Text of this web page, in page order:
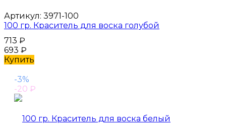
Артикул: 3971-100
100 гр. Краситель для воска голубой
713 ₽
693 ₽
Купить
-3%
-20 ₽